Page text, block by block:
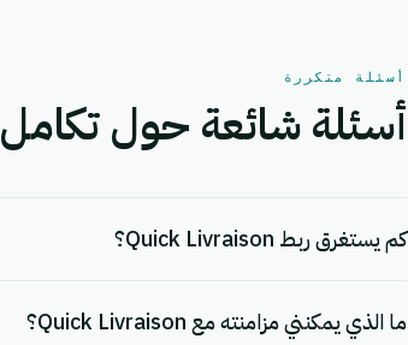
أسئلة متكررة
أسئلة شائعة حول تكامل Quick Livraison.
كم يستغرق ربط Quick Livraison؟
ما الذي يمكنني مزامنته مع Quick Livraison؟